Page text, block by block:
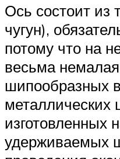
Ось состоит из
чугун),
потому что на
весьма немалая
шипообразных
металлических
изготовленных
удерживаемых